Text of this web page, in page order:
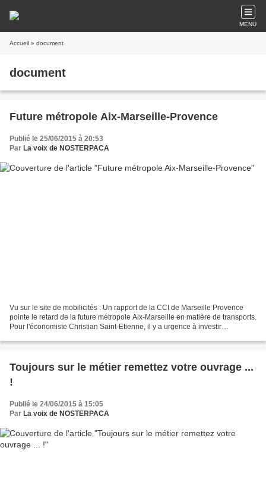
MENU
Accueil » document
document
Future métropole Aix-Marseille-Provence
Publié le 25/06/2015 à 20:53
Par La voix de NOSTERPACA
Vu sur le site de mobilicités : Un rapport de la CCI de Marseille Provence
pointe le retard de la future métropole Aix-Marseille en matière de transports.
Pour l'économiste Christian Saint-Etienne, il y a urgence à investir
Toujours sur le métier remettez votre ouvrage ...
!
Publié le 24/06/2015 à 15:05
Par La voix de NOSTERPACA